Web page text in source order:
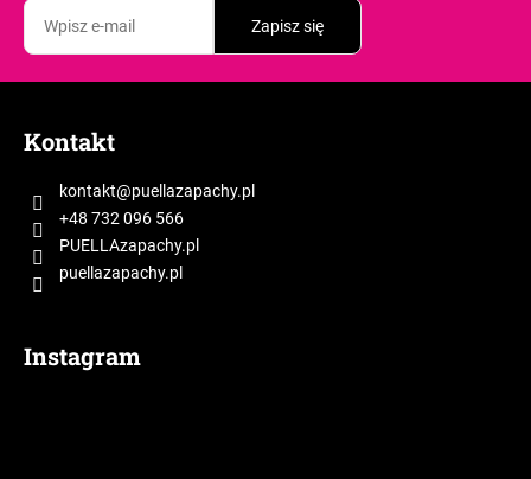
Zapisz się
Kontakt
kontakt@puellazapachy.pl
+48 732 096 566
PUELLAzapachy.pl
puellazapachy.pl
Instagram